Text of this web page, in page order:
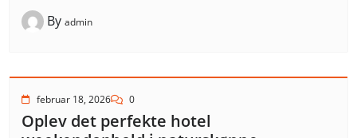
By admin
februar 18, 2026 0
Oplev det perfekte hotel